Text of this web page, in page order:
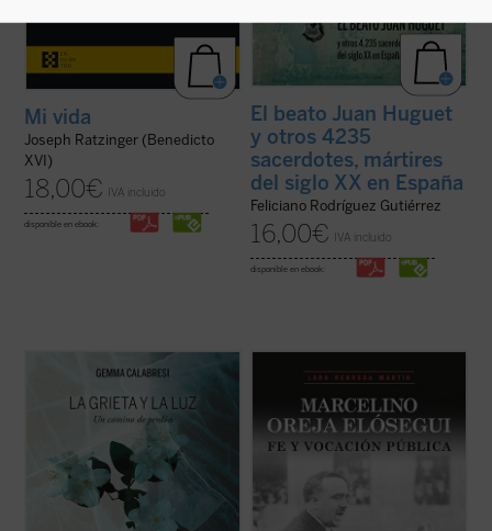
Mi vida
Joseph Ratzinger (Benedicto
XVI)
18,00€ IVA incluido
disponible en ebook:
El beato Juan Huguet
y otros 4235
sacerdotes, mártires
del siglo XX en España
Feliciano Rodríguez Gutiérrez
16,00€ IVA incluido
disponible en ebook:
Este libro es el relato de un viaje, el que
Calabresi, ha recorrido desde el día del
asesinato de su marido. Con prólogo de
La grieta y la luz
es un
testimonio intenso, conmovedor y sincero
mi padre, a quien no conocí, ya que fue
asesinado en Mondragón el 5 de octubre de
1934 estando mi madre embarazada de su
primer y único hijo; yo nací el 13 de febrero
Hace años ...(ver ficha)